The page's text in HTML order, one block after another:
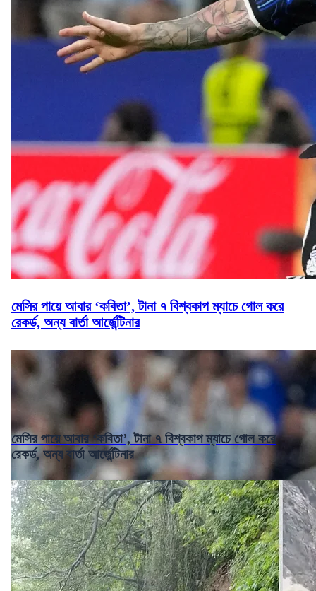
মেসির পায়ে আবার ‘কবিতা’, টানা ৭ বিশ্বকাপ ম্যাচে গোল করে
রেকর্ড, অন্য বার্তা আর্জেন্টিনার
মেসির পায়ে আবার ‘কবিতা’, টানা ৭ বিশ্বকাপ ম্যাচে গোল করে
রেকর্ড, অন্য বার্তা আর্জেন্টিনার